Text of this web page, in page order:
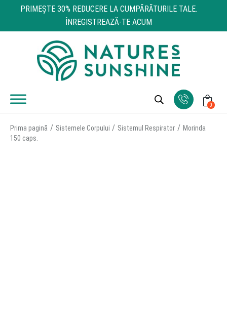
PRIMEŞTE 30% REDUCERE LA CUMPĂRĂTURILE TALE.
ÎNREGISTREAZĂ-TE ACUM
0
Prima pagină Sistemele Corpului Sistemul Respirator
Mоrinda
150 caps.